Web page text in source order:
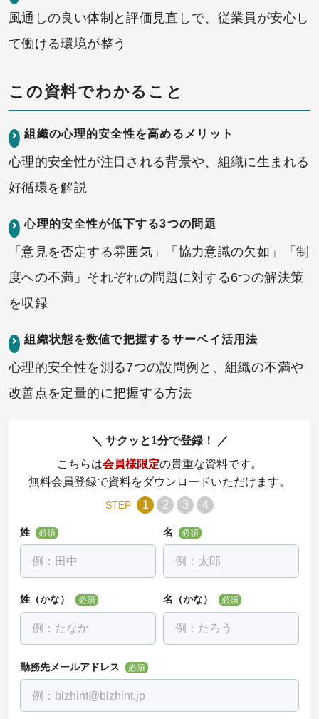
風通しの良い体制と評価見直しで、従業員が安心し
て働ける環境が整う
この資料でわかること
組織の心理的安全性を高めるメリット
心理的安全性が注目される背景や、組織に生まれる
好循環を解説
心理的安全性が低下する3つの問題
「意見を否定する雰囲気」「協力意識の欠如」「制
度への不満」それぞれの問題に対する6つの解決策
を収録
組織状態を数値で把握するサーベイ活用法
心理的安全性を測る7つの設問例と、組織の不満や
改善点を定量的に把握する方法
サクッと1分で登録！
こちらは会員様限定の貴重な資料です。
無料会員登録で資料をダウンロードいただけます。
STEP 1 2 3 4
姓 必須 名 必須
姓（かな） 必須 名（かな） 必須
勤務先メールアドレス 必須